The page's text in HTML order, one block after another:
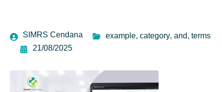
SIMRS Cendana example, category, and, terms
21/08/2025